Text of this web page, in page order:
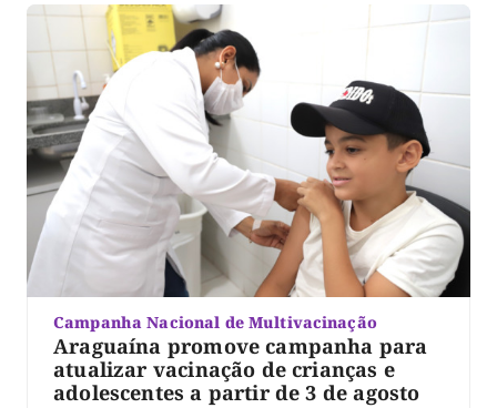
Campanha Nacional de Multivacinação
Araguaína promove campanha para
atualizar vacinação de crianças e
adolescentes a partir de 3 de agosto